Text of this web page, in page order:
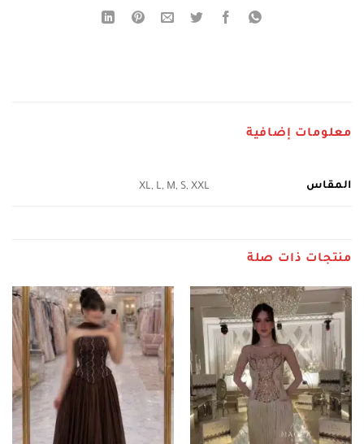
معلومات إضافية
المقاس XL, L, M, S, XXL
منتجات ذات صلة